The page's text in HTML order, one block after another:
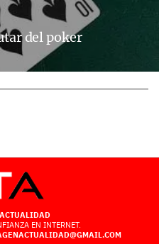
del poker
EN INTERNET.